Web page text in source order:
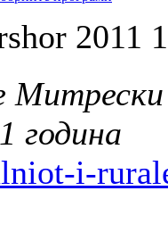
2011
Митрески
година
i-